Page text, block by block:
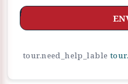
tour.need_help_lable